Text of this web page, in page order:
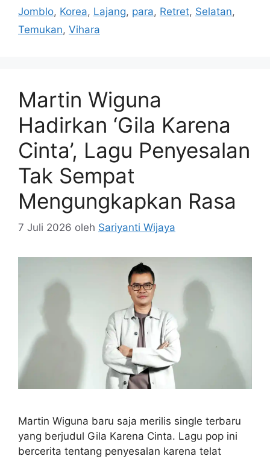
Jomblo, Korea, Lajang, para, Retret, Selatan,
Temukan, Vihara
Martin Wiguna
Hadirkan ‘Gila Karena
Cinta’, Lagu Penyesalan
Tak Sempat
Mengungkapkan Rasa
7 Juli 2026 oleh Sariyanti Wijaya
Martin Wiguna baru saja merilis single terbaru
yang berjudul Gila Karena Cinta. Lagu pop ini
bercerita tentang penyesalan karena telat